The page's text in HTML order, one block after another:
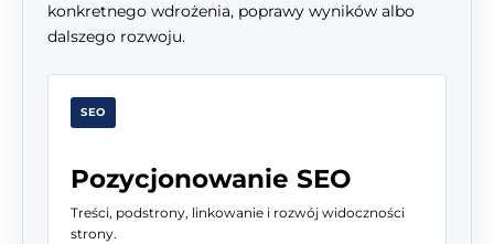
konkretnego wdrożenia, poprawy wyników albo
dalszego rozwoju.
SEO
Pozycjonowanie SEO
Treści, podstrony, linkowanie i rozwój widoczności
strony.